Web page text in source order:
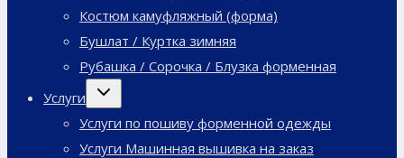
Костюм камуфляжный (форма)
Бушлат / Куртка зимняя
Рубашка / Сорочка / Блузка форменная
Услуги
Переключить
Услуги по пошиву форменной одежды
Услуги Машинная вышивка на заказ